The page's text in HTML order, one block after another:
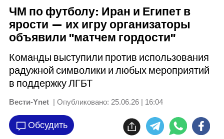
ЧМ по футболу: Иран и Египет в
ярости — их игру организаторы
объявили "матчем гордости"
Команды выступили против использования
радужной символики и любых мероприятий
в поддержку ЛГБТ
Вести-Ynet | Опубликовано: 25.06.26 | 16:04
Обсудить